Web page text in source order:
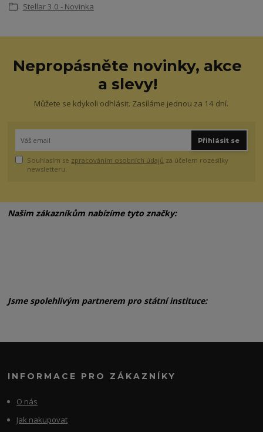
Stellar 3.0 - Novinka
Nepropásněte novinky, akce
a slevy!
Můžete se kdykoli odhlásit. Zasíláme jednou za 14 dní.
Přihlásit se
Souhlasím se zpracováním osobních údajů za účelem rozesílky
newsletteru.
Našim zákazníkům nabízíme tyto značky:
Jsme spolehlivým partnerem pro státní instituce:
INFORMACE PRO ZÁKAZNÍKY
O nás
Jak nakupovat